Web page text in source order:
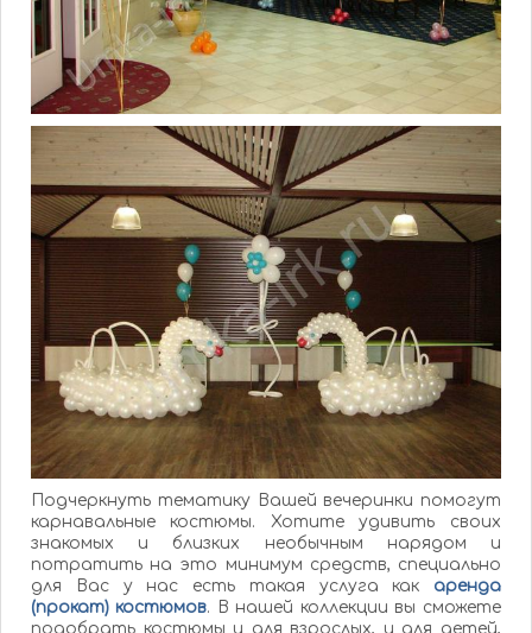
Подчеркнуть тематику Вашей вечеринки помогут
карнавальные костюмы. Хотите удивить своих
знакомых и близких необычным нарядом и
потратить на это минимум средств, специально
для Вас у нас есть такая услуга как аренда
(прокат) костюмов. В нашей коллекции вы сможете
подобрать костюмы и для взрослых, и для детей,